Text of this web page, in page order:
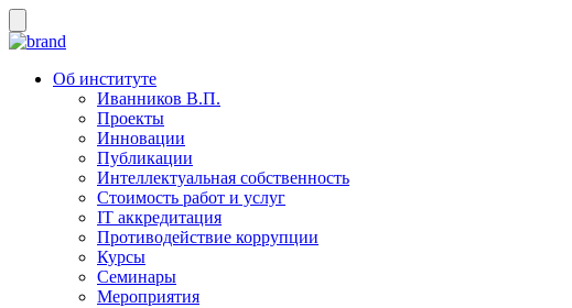
Об институте
Иванников В.П.
Проекты
Инновации
Публикации
Интеллектуальная собственность
Стоимость работ и услуг
IT аккредитация
Противодействие коррупции
Курсы
Семинары
Мероприятия